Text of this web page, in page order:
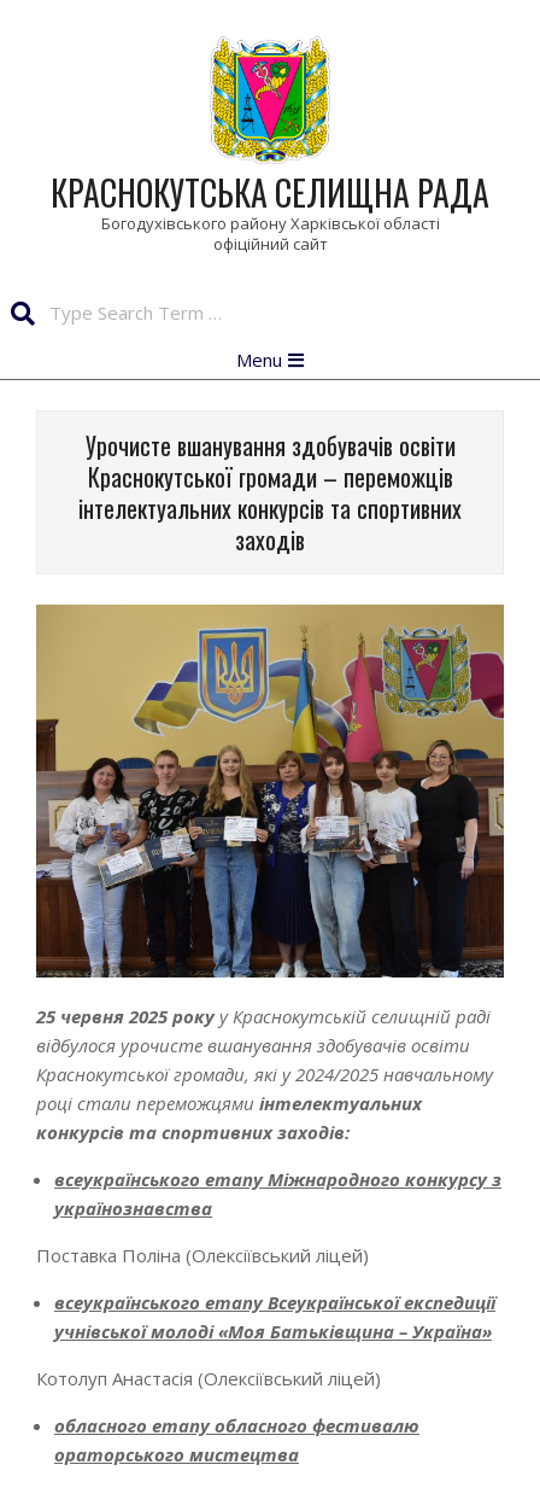
КРАСНОКУТСЬКА СЕЛИЩНА РАДА
Богодухівського району Харківської області
Navigation
Menu
Урочисте вшанування здобувачів освіти
Краснокутської громади – переможців
інтелектуальних конкурсів та спортивних
заходів
25 червня 2025 рокуу Краснокутській селищній раді
відбулося урочисте вшанування здобувачів освіти
Краснокутської громади, які у 2024/2025 навчальному
році стали переможцями інтелектуальних
конкурсів та спортивних заходів:
всеукраїнського етапу Міжнародного конкурсу з
українознавства
Поставка Поліна (Олексіївський ліцей)
всеукраїнського етапу Всеукраїнської експедиції
учнівської молоді «Моя Батьківщина – Україна»
Котолуп Анастасія (Олексіївський ліцей)
обласного етапу обласного фестивалю
ораторського мистецтва